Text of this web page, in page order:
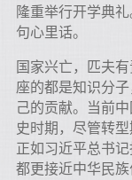
隆重举行开学典
句心里话。
国家兴亡，匹夫
座的都是知识分
己的贡献。当前
史时期，尽管转
正如习近平总书
都更接近中华民